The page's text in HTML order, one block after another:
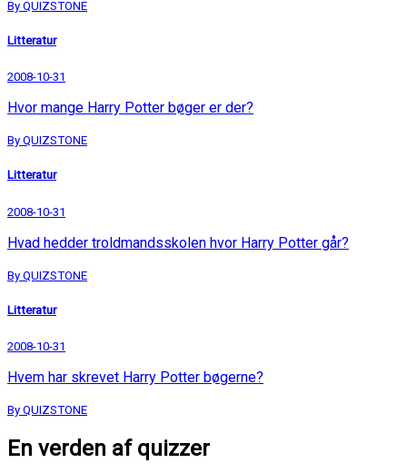
By QUIZSTONE
Litteratur
2008-10-31
Hvor mange Harry Potter bøger er der?
By QUIZSTONE
Litteratur
2008-10-31
Hvad hedder troldmandsskolen hvor Harry Potter går?
By QUIZSTONE
Litteratur
2008-10-31
Hvem har skrevet Harry Potter bøgerne?
By QUIZSTONE
En verden af quizzer